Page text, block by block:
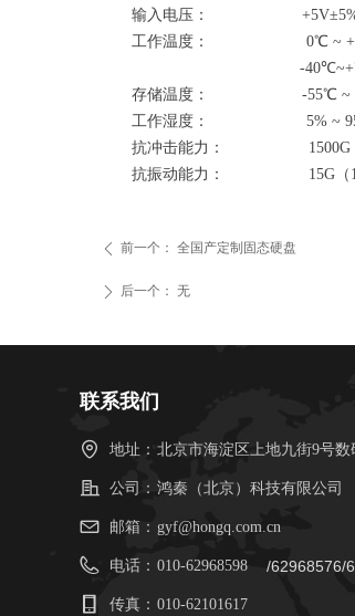
ꄴ 前一个： 全国产定制固态硬盘
ꄲ 后一个： 无
输入电压：
工作温度： 0℃ ~
-40℃~+70℃ / -
存储温度： -55℃ ~
工作湿度： 5% ~ 95%
抗冲击能力： 1500G（at
抗振动能力： 15G（10
地址： 北京市海淀区上地九街9号
公司： 鸿秦（北京）科技有限公司
邮箱： gyf@hongq.com.cn
电话： 010-62968598
传真： 010-62101617
联系我们
/62968576/